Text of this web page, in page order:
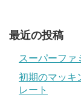
最近の投稿
スーパーファ
初期のマッキ
レート